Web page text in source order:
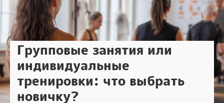
Групповые занятия или
индивидуальные
тренировки: что выбрать
новичку?